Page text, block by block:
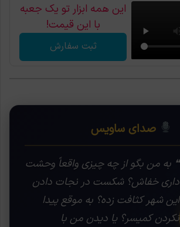
این همه ابزار تو یک جعبه
با این قیمت!
ثبت سفارش
صدای ساویس
❝ به من بگو از چه چیزی واقعاً وحشت
داری خفاش؟ شکست در نجات دادن
این شهر کثافت زده؟ به موقع پیدا
نکردن کمیسر؟ یا دیدن من با